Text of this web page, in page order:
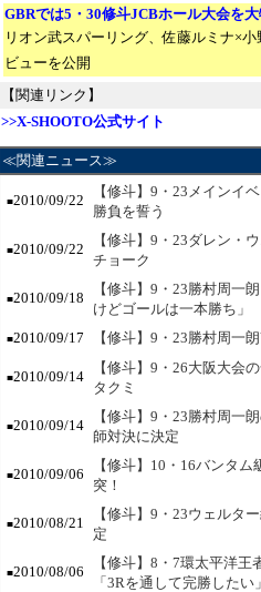
GBRでは5・30修斗JCBホール大会を
リオン武スパーリング、佐藤ルミナ×
ビューを公開
【関連リンク】
>>X-SHOOTO公式サイト
≪関連ニュース≫
■2010/09/22
【修斗】9・23メインイ
勝負を誓う
■2010/09/22
【修斗】9・23ダレン・
チョーク
■2010/09/18
【修斗】9・23勝村周一
けどゴールは一本勝ち」
■2010/09/17 【修斗】9・23勝村周一
■2010/09/14
【修斗】9・26大阪大会
タクミ
■2010/09/14
【修斗】9・23勝村周一
師対決に決定
■2010/09/06
【修斗】10・16バンタ
突！
■2010/08/21
【修斗】9・23ウェルタ
定
■2010/08/06
【修斗】8・7環太平洋
「3Rを通して完勝したい